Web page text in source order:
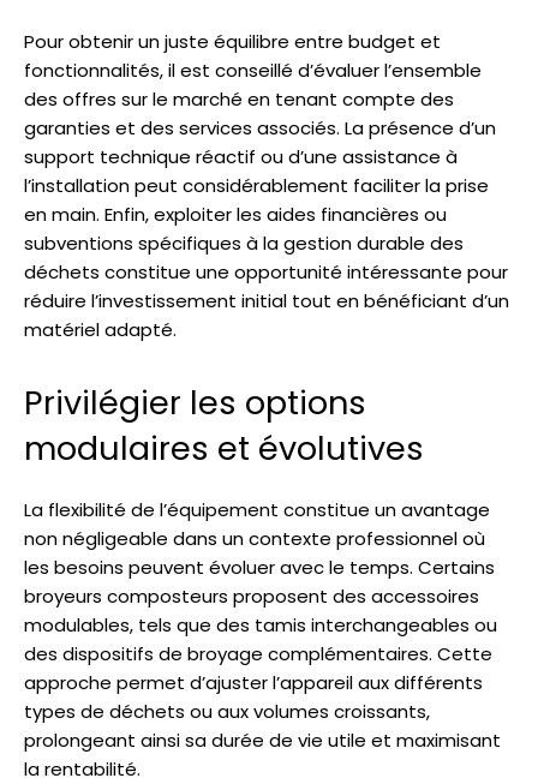
Pour obtenir un juste équilibre entre budget et
fonctionnalités, il est conseillé d’évaluer l’ensemble
des offres sur le marché en tenant compte des
garanties et des services associés. La présence d’un
support technique réactif ou d’une assistance à
l’installation peut considérablement faciliter la prise
en main. Enfin, exploiter les aides financières ou
subventions spécifiques à la gestion durable des
déchets constitue une opportunité intéressante pour
réduire l’investissement initial tout en bénéficiant d’un
matériel adapté.
Privilégier les options
modulaires et évolutives
La flexibilité de l’équipement constitue un avantage
non négligeable dans un contexte professionnel où
les besoins peuvent évoluer avec le temps. Certains
broyeurs composteurs proposent des accessoires
modulables, tels que des tamis interchangeables ou
des dispositifs de broyage complémentaires. Cette
approche permet d’ajuster l’appareil aux différents
types de déchets ou aux volumes croissants,
prolongeant ainsi sa durée de vie utile et maximisant
la rentabilité.